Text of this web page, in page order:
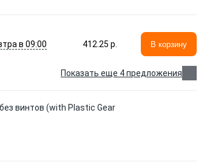
в 09:00 412.25 p. В корзину
Показать еще 4 предложения
винтов (with Plastic Gear